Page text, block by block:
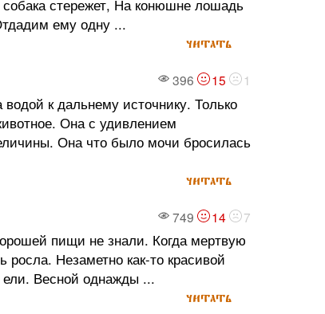
стережет, На конюшне лошадь
ему одну ...
читать
396 15 1
к дальнему источнику. Только
Она с удивлением
Она что было мочи бросилась
читать
749 14 7
пищи не знали. Когда мертвую
Незаметно как-то красивой
Весной однажды ...
читать